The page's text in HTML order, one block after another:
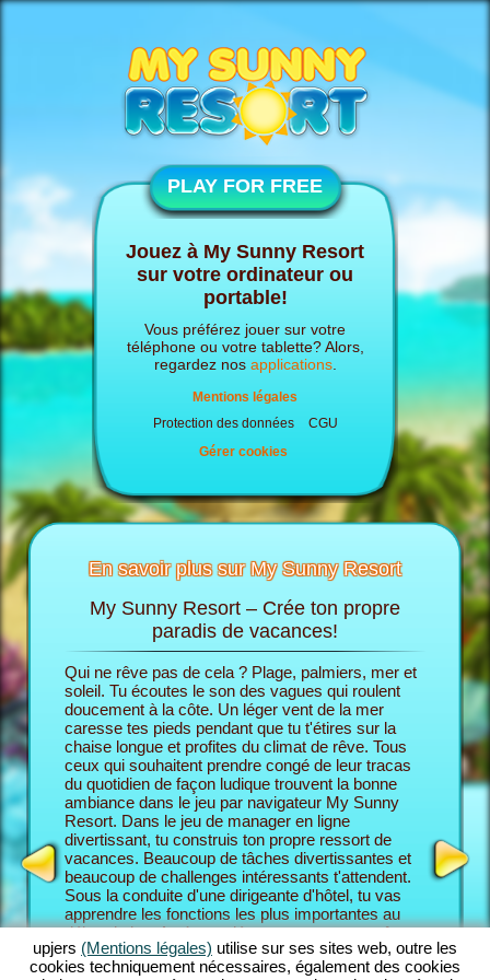
PLAY FOR FREE
Jouez à My Sunny Resort
sur votre ordinateur ou
portable!
Vous préférez jouer sur votre
téléphone ou votre tablette? Alors,
regardez nos applications.
Mentions légales
Protection des données
CGU
Gérer cookies
En savoir plus sur My Sunny Resort
My Sunny Resort – Crée ton propre
paradis de vacances!
Qui ne rêve pas de cela ? Plage, palmiers, mer et
soleil. Tu écoutes le son des vagues qui roulent
doucement à la côte. Un léger vent de la mer
caresse tes pieds pendant que tu t'étires sur la
chaise longue et profites du climat de rêve. Tous
ceux qui souhaitent prendre congé de leur tracas
du quotidien de façon ludique trouvent la bonne
ambiance dans le jeu par navigateur My Sunny
Resort. Dans le jeu de manager en ligne
divertissant, tu construis ton propre ressort de
vacances. Beaucoup de tâches divertissantes et
beaucoup de challenges intéressants t'attendent.
Sous la conduite d'une dirigeante d'hôtel, tu vas
apprendre les fonctions les plus importantes au
début du jeu. Après, tu démarres ton propre rêve
de vacances. Tu construis ton ressort de place
individuellement conçu. Bien sûr, tu as des
Dans
son
partir
En fin
pour
Resort,
En tant
Resort,
upjers (Mentions légales) utilise sur ses sites web, outre les
cookies techniquement nécessaires, également des cookies